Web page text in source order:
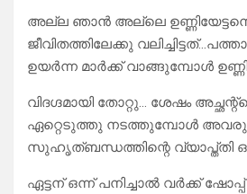
അല്ല ഞാൻ അല്ലെ
ജീവിതത്തിലേക്കു
ഉയർന്ന മാർക്ക് വാങ്ങുമ്പോൾ
വിദഗ്ദമായി തോറ്റു… ശേഷം
ഏറ്റെടുത്തു നടത്തുമ്പോൾ
സുഹൃത്ബന്ധത്തിന്റെ വ്യാപ്ത്തി
ഏട്ടന് ഒന്ന് പനിച്ചാൽ വർക്ക്‌ ഷോപ്പ്